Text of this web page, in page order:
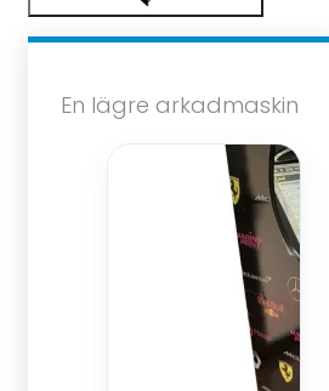
En lägre arkadmaskin